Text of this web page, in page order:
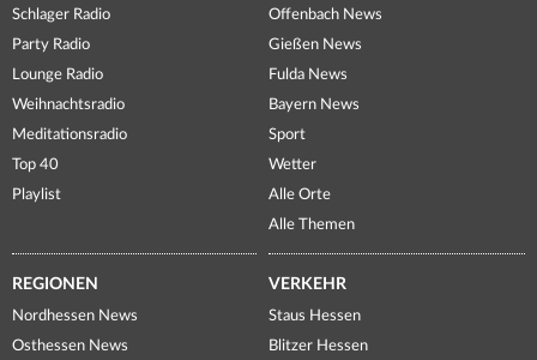
Schlager Radio
Party Radio
Lounge Radio
Weihnachtsradio
Meditationsradio
Top 40
Playlist
Offenbach News
Gießen News
Fulda News
Bayern News
Sport
Wetter
Alle Orte
Alle Themen
REGIONEN
Nordhessen News
Osthessen News
VERKEHR
Staus Hessen
Blitzer Hessen